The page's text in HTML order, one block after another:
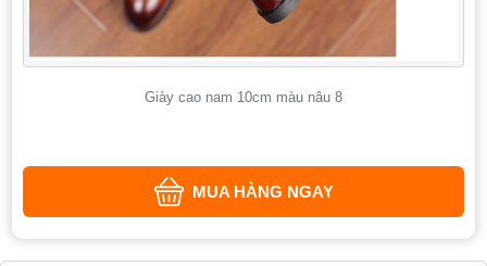
Giày cao nam 10cm màu nâu 8
MUA HÀNG NGAY